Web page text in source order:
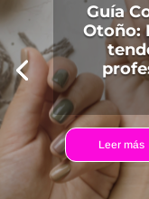
Guía
Otoño:
Leer más